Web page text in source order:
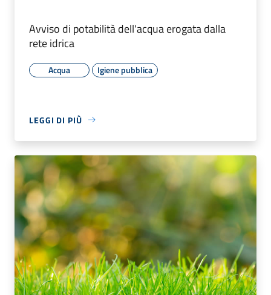
Avviso di potabilità dell'acqua erogata dalla
rete idrica
Acqua Igiene pubblica
LEGGI DI PIÙ